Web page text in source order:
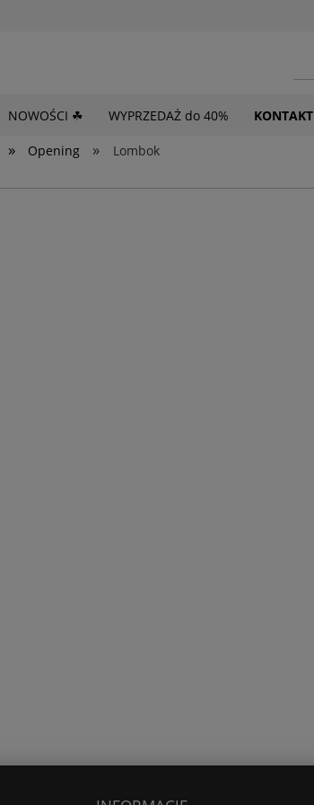
NOWOŚCI ☘ WYPRZEDAŻ do 40% KONTAKT
» Opening » Lombok